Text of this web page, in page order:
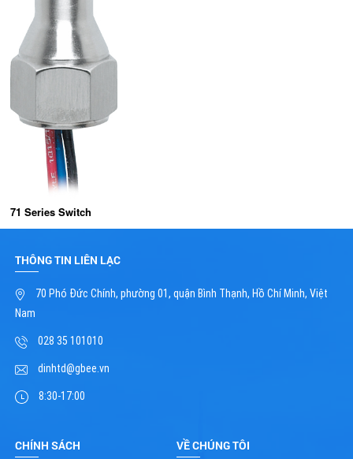
71 Series Switch
THÔNG TIN LIÊN LẠC
70 Phó Đức Chính, phường 01, quận Bình Thạnh, Hồ Chí Minh, Việt
Nam
028 35 101010
dinhtd@gbee.vn
8:30-17:00
CHÍNH SÁCH VỀ CHÚNG TÔI